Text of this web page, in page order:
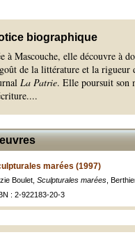
biographique
à Mascouche, elle découvre à
de la littérature et la rigueur
La Patrie. Elle poursuit son
...
marées (1997)
Boulet, Sculpturales marées ,
: 2-922183-20-3